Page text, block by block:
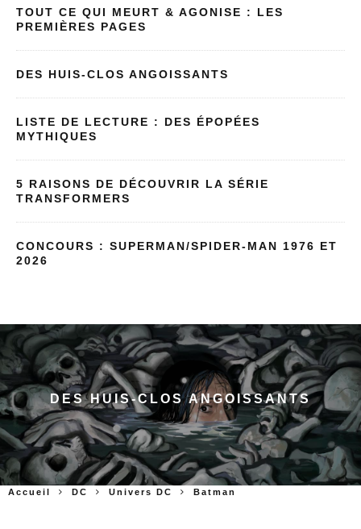
TOUT CE QUI MEURT & AGONISE : LES
PREMIÈRES PAGES
DES HUIS-CLOS ANGOISSANTS
LISTE DE LECTURE : DES ÉPOPÉES
MYTHIQUES
5 RAISONS DE DÉCOUVRIR LA SÉRIE
TRANSFORMERS
CONCOURS : SUPERMAN/SPIDER-MAN 1976 ET
2026
DES HUIS-CLOS ANGOISSANTS
Accueil DC Univers DC Batman